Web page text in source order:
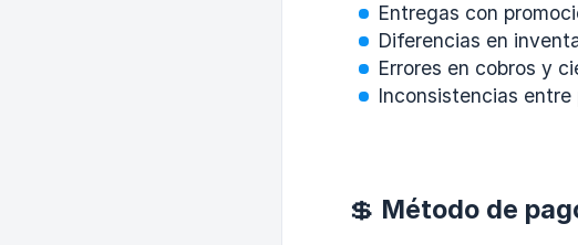
Entregas con
Diferencias en
Errores en cobros y
Inconsistencias
💲 Método de